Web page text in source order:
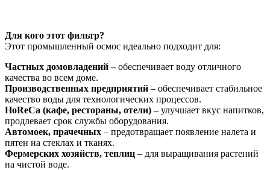
Для кого этот фильтр?
Этот промышленный осмос идеально подходит для:
Частных домовладений –обеспечивает воду отличного
качества во всем доме.
Производственных предприятий – обеспечивает стабильное
качество воды для технологических процессов.
HoReCa (кафе, рестораны, отели) – улучшает вкус напитков,
продлевает срок службы оборудования.
Автомоек, прачечных – предотвращает появление налета и
пятен на стеклах и тканях.
Фермерских хозяйств, теплиц – для выращивания растений
на чистой воде.